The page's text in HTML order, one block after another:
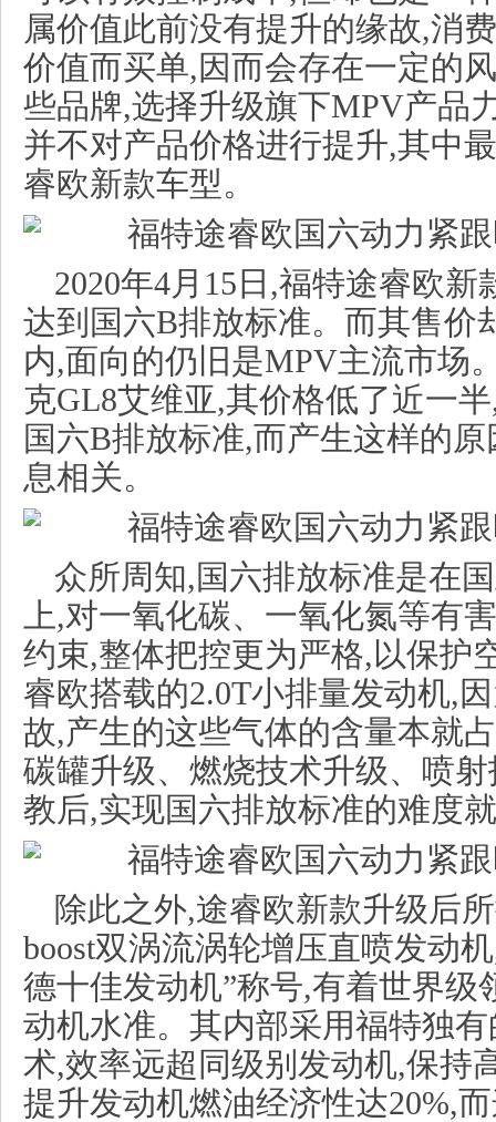
属价值此前没有提升的缘故,消
价值而买单,因而会存在一定的
些品牌,选择升级旗下MPV产品
并不对产品价格进行提升,其中
睿欧新款车型。
2020年4月15日,福特途睿欧
达到国六B排放标准。而其售价
内,面向的仍旧是MPV主流市场
克GL8艾维亚,其价格低了近一
国六B排放标准,而产生这样的
息相关。
众所周知,国六排放标准是在
上,对一氧化碳、一氧化氮等有
约束,整体把控更为严格,以保护
睿欧搭载的2.0T小排量发动机,
故,产生的这些气体的含量本就
碳罐升级、燃烧技术升级、喷
教后,实现国六排放标准的难度
除此之外,途睿欧新款升级后
boost双涡流涡轮增压直喷发动
德十佳发动机”称号,有着世界级
动机水准。其内部采用福特独有
术,效率远超同级别发动机,保持
提升发动机燃油经济性达20%,